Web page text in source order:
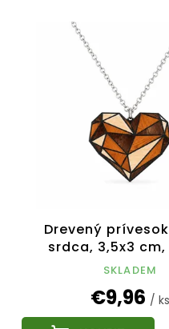
Drevený
srdca, 3,5x3
výrobok
SKLADEM
€9,96 / ks